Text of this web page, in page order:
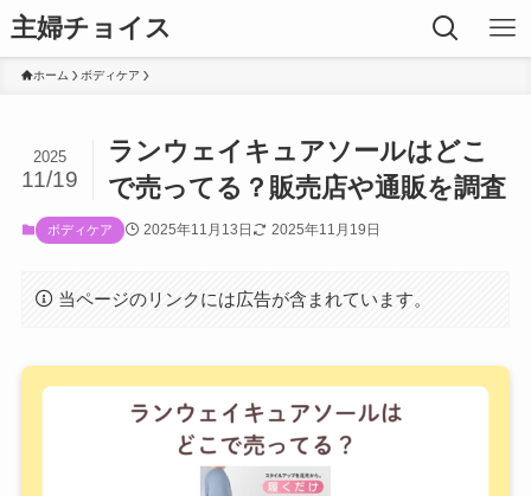
主婦チョイス
ホーム ボディケア
ランウェイキュアソールはどこ
で売ってる？販売店や通販を調査
2025
11/19
ボディケア 2025年11月13日 2025年11月19日
当ページのリンクには広告が含まれています。